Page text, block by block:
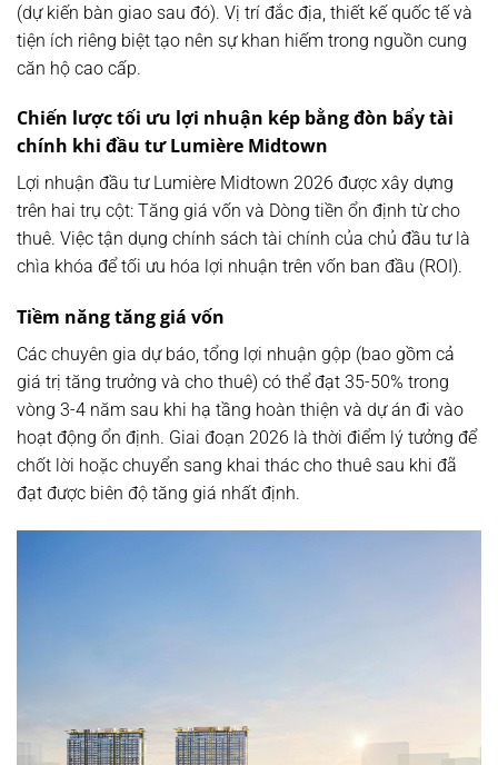
(dự kiến bàn giao sau đó). Vị trí đắc địa, thiết kế quốc tế và
tiện ích riêng biệt tạo nên sự khan hiếm trong nguồn cung
căn hộ cao cấp.
Chiến lược tối ưu lợi nhuận kép bằng đòn bẩy tài
chính khi đầu tưLumière Midtown
Lợi nhuận đầu tư Lumière Midtown 2026 được xây dựng
trên hai trụ cột: Tăng giá vốn và Dòng tiền ổn định từ cho
thuê. Việc tận dụng chính sách tài chính của chủ đầu tư là
chìa khóa để tối ưu hóa lợi nhuận trên vốn ban đầu (ROI).
Tiềm năng tăng giá vốn
Các chuyên gia dự báo, tổng lợi nhuận gộp (bao gồm cả
giá trị tăng trưởng và cho thuê) có thể đạt 35-50% trong
vòng 3-4 năm sau khi hạ tầng hoàn thiện và dự án đi vào
hoạt động ổn định. Giai đoạn 2026 là thời điểm lý tưởng để
chốt lời hoặc chuyển sang khai thác cho thuê sau khi đã
đạt được biên độ tăng giá nhất định.